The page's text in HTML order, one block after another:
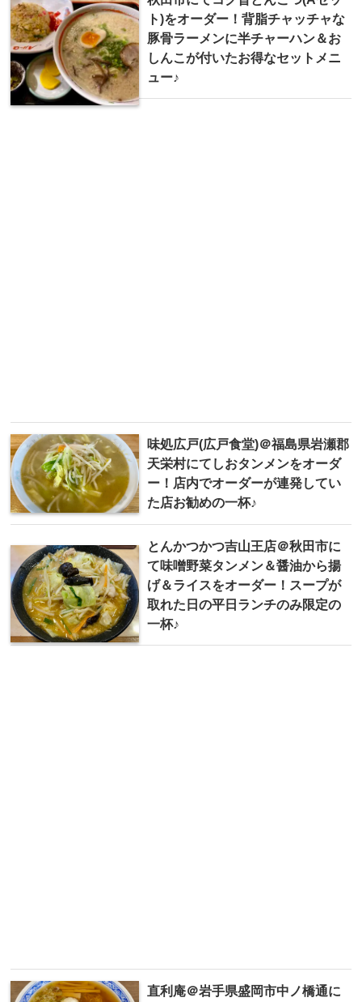
ト)をオーダー！背脂チャッチャな
豚骨ラーメンに半チャーハン＆お
しんこが付いたお得なセットメニ
ュー♪
味処広戸(広戸食堂)＠福島県岩瀬郡
天栄村にてしおタンメンをオーダ
ー！店内でオーダーが連発してい
た店お勧めの一杯♪
とんかつかつ吉山王店＠秋田市に
て味噌野菜タンメン＆醤油から揚
げ＆ライスをオーダー！スープが
取れた日の平日ランチのみ限定の
一杯♪
直利庵＠岩手県盛岡市中ノ橋通に